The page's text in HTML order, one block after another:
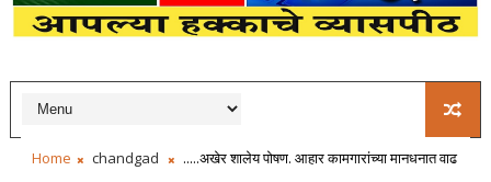
Home chandgad .....अखेर शालेय पोषण. आहार कामगारांच्या मानधनात वाढ